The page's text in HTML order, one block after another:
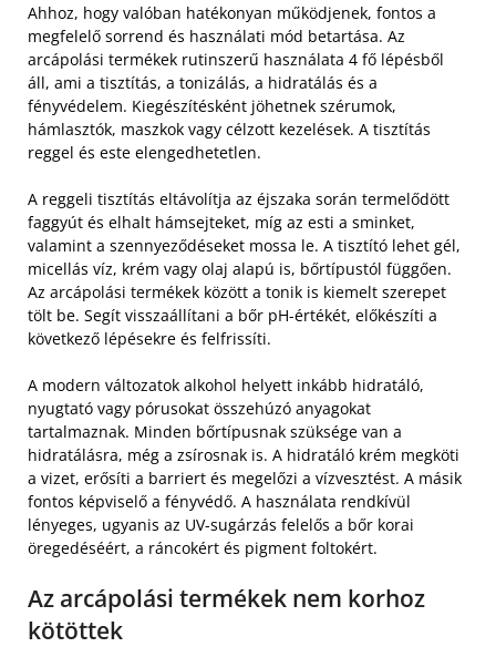
Ahhoz, hogy valóban hatékonyan működjenek, fontos a
megfelelő sorrend és használati mód betartása. Az
arcápolási termékek rutinszerű használata 4 fő lépésből
áll, ami a tisztítás, a tonizálás, a hidratálás és a
fényvédelem. Kiegészítésként jöhetnek szérumok,
hámlasztók, maszkok vagy célzott kezelések. A tisztítás
reggel és este elengedhetetlen.
A reggeli tisztítás eltávolítja az éjszaka során termelődött
faggyút és elhalt hámsejteket, míg az esti a sminket,
valamint a szennyeződéseket mossa le. A tisztító lehet gél,
micellás víz, krém vagy olaj alapú is, bőrtípustól függően.
Az arcápolási termékek között a tonik is kiemelt szerepet
tölt be. Segít visszaállítani a bőr pH-értékét, előkészíti a
következő lépésekre és felfrissíti.
A modern változatok alkohol helyett inkább hidratáló,
nyugtató vagy pórusokat összehúzó anyagokat
tartalmaznak. Minden bőrtípusnak szüksége van a
hidratálásra, még a zsírosnak is. A hidratáló krém megköti
a vizet, erősíti a barriert és megelőzi a vízvesztést. A másik
fontos képviselő a fényvédő. A használata rendkívül
lényeges, ugyanis az UV-sugárzás felelős a bőr korai
öregedéséért, a ráncokért és pigment foltokért.
Az arcápolási termékek nem korhoz
kötöttek